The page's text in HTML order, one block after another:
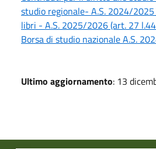
studio regionale- A.S. 2024/
libri - A.S. 2025/2026 (art. 27
Borsa di studio nazionale A.S.
Ultimo aggiornamento: 13